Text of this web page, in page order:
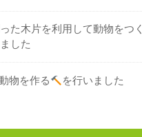
た木片を利用して動物をつく
した
物を作る を行いました